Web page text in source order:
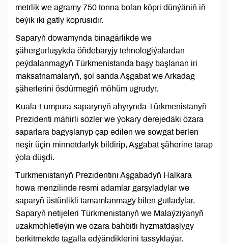
metrlik we agramy 750 tonna bolan köpri dünýäniň iň
beýik iki gatly köprüsidir.
Saparyň dowamynda binagärlikde we
şähergurluşykda öňdebaryjy tehnologiýalardan
peýdalanmagyň Türkmenistanda başy başlanan iri
maksatnamalaryň, şol sanda Aşgabat we Arkadag
şäherlerini ösdürmegiň möhüm ugrudyr.
Kuala-Lumpura saparynyň ahyrynda Türkmenistanyň
Prezidenti mähirli sözler we ýokary derejedäki özara
saparlara bagyşlanyp çap edilen we sowgat berlen
neşir üçin minnetdarlyk bildirip, Aşgabat şäherine tarap
ýola düşdi.
Türkmenistanyň Prezidentini Aşgabadyň Halkara
howa menzilinde resmi adamlar garşyladylar we
saparyň üstünlikli tamamlanmagy bilen gutladylar.
Saparyň netijeleri Türkmenistanyň we Malaýziýanyň
uzakmöhletleýin we özara bähbitli hyzmatdaşlygy
berkitmekde tagalla edýändiklerini tassyklaýar.